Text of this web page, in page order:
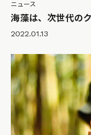
ニュース
海藻は、次世代の
2022.01.13